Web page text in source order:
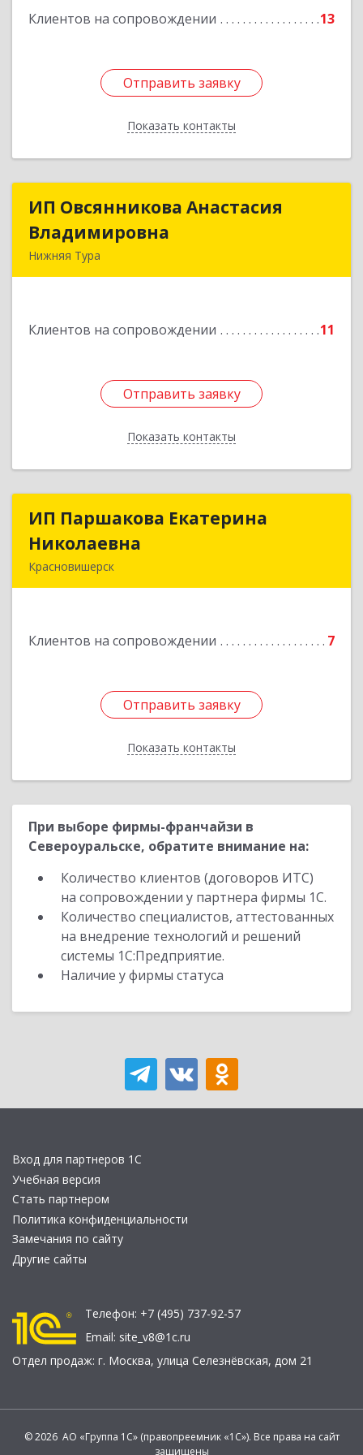
Клиентов на сопровождении 13
Отправить заявку
Показать контакты
Подробнее
Отправить заявку
Назад
ИП Овсянникова Анастасия
Владимировна
Нижняя Тура
Клиентов на сопровождении 11
Отправить заявку
Показать контакты
ИП Овсянникова Анастасия
Подробнее
Отправить заявку
Назад
ИП Паршакова Екатерина
Николаевна
Красновишерск
Клиентов на сопровождении 7
Отправить заявку
Показать контакты
ИП Паршакова Екатерина
Подробнее
Отправить заявку
Назад
При выборе фирмы-франчайзи в
Североуральске, обратите внимание на:
Количество клиентов (договоров ИТС)
на сопровождении у партнера фирмы 1С.
Количество специалистов, аттестованных
на внедрение технологий и решений
системы 1С:Предприятие.
Наличие у фирмы статуса
Вход для партнеров 1С
Учебная версия
Стать партнером
Политика конфиденциальности
Замечания по сайту
Другие сайты
Телефон: +7 (495) 737-92-57
Email: site_v8@1c.ru
Отдел продаж: г. Москва, улица Селезнёвская, дом 21
© 2026 АО «Группа 1С» (правопреемник «1С»). Все права на сайт
защищены